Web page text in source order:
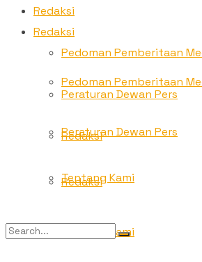
Redaksi
Pedoman Pemberitaan
Peraturan Dewan Pers
Redaksi
Tentang Kami
Redaksi
Pedoman Pemberitaan
Peraturan Dewan Pers
Redaksi
Tentang Kami